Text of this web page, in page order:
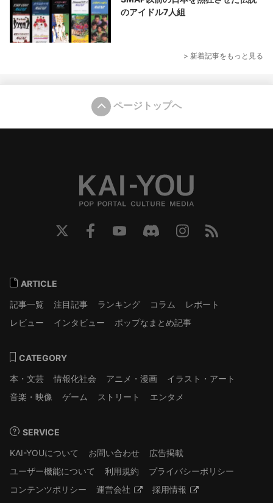
のアイドル7人組
> 新着記事をもっと見る
ページトップへ
ARTICLE
記事一覧
注目記事 ランキング コラム
レポート
レビュー
インタビュー ポップなまとめ記事
CATEGORY
本・文芸
情報化社会 アニメ・漫画
イラスト・アート
音楽・映像
ゲーム ストリート エンタメ
SERVICE
KAI-YOUについて
お問い合わせ
広告掲載
ユーザー機能について
利用規約
プライバシーポリシー
コンテンツポリシー
運営会社 採用情報